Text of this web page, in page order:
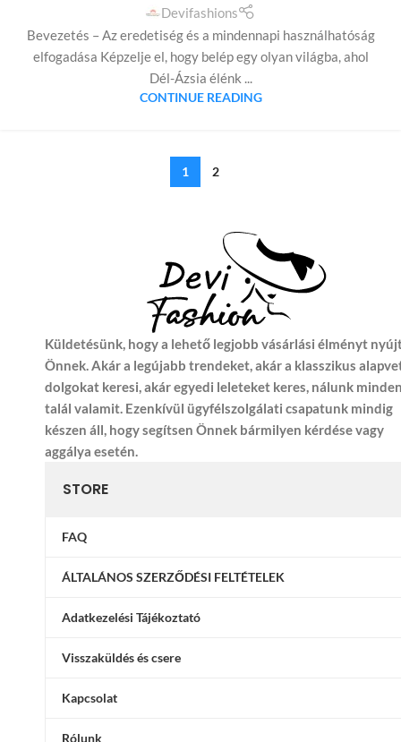
Devifashions
Bevezetés – Az eredetiség és a mindennapi használhatóság
elfogadása Képzelje el, hogy belép egy olyan világba, ahol
Dél-Ázsia élénk ...
CONTINUE READING
1 2
Küldetésünk, hogy a lehető legjobb vásárlási élményt
Önnek. Akár a legújabb trendeket, akár a klasszikus
dolgokat keresi, akár egyedi leleteket keres, nálunk
talál valamit. Ezenkívül ügyfélszolgálati csapatunk mindig
készen áll, hogy segítsen Önnek bármilyen kérdése vagy
aggálya esetén.
STORE
FAQ
ÁLTALÁNOS SZERZŐDÉSI FELTÉTELEK
Adatkezelési Tájékoztató
Visszaküldés és csere
Kapcsolat
Rólunk